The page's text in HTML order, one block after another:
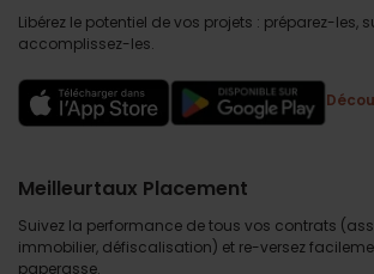
Libérez le potentiel de vos projets : préparez-les,
accomplissez-les.
Meilleurtaux Placement
Suivez la performance de tous vos contrats
immobilier, défiscalisation) et re-versez
paperasse.